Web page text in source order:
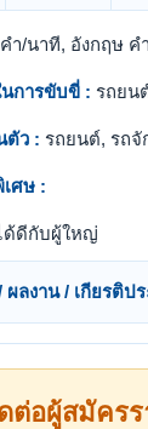
ำ/นาที, อังกฤษ ค
การขับขี่ : รถยน
ตัว : รถยนต์, รถ
ศษ :
ด้ดีกับผู้ใหญ่
ผลงาน / เกียรติป
ต่อผู้สมัคร